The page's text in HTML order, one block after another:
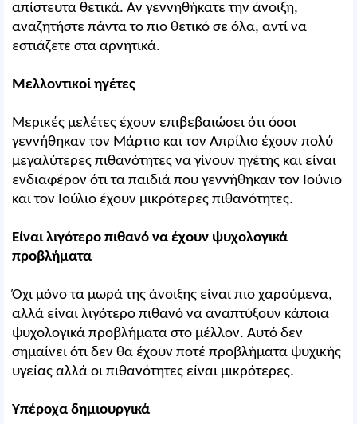
απίστευτα θετικά. Αν γεννηθήκατε την άνοιξη,
αναζητήστε πάντα το πιο θετικό σε όλα, αντί να
εστιάζετε στα αρνητικά.
Μελλοντικοί ηγέτες
Μερικές μελέτες έχουν επιβεβαιώσει ότι όσοι
γεννήθηκαν τον Μάρτιο και τον Απρίλιο έχουν πολύ
μεγαλύτερες πιθανότητες να γίνουν ηγέτης και είναι
ενδιαφέρον ότι τα παιδιά που γεννήθηκαν τον Ιούνιο
και τον Ιούλιο έχουν μικρότερες πιθανότητες.
Είναι λιγότερο πιθανό να έχουν ψυχολογικά
προβλήματα
Όχι μόνο τα μωρά της άνοιξης είναι πιο χαρούμενα,
αλλά είναι λιγότερο πιθανό να αναπτύξουν κάποια
ψυχολογικά προβλήματα στο μέλλον. Αυτό δεν
σημαίνει ότι δεν θα έχουν ποτέ προβλήματα ψυχικής
υγείας αλλά οι πιθανότητες είναι μικρότερες.
Υπέροχα δημιουργικά